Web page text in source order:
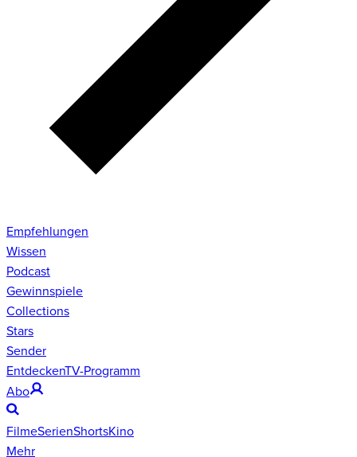
Empfehlungen
Wissen
Podcast
Gewinnspiele
Collections
Stars
Sender
EntdeckenTV-Programm
Abo
FilmeSerienShortsKino
Mehr